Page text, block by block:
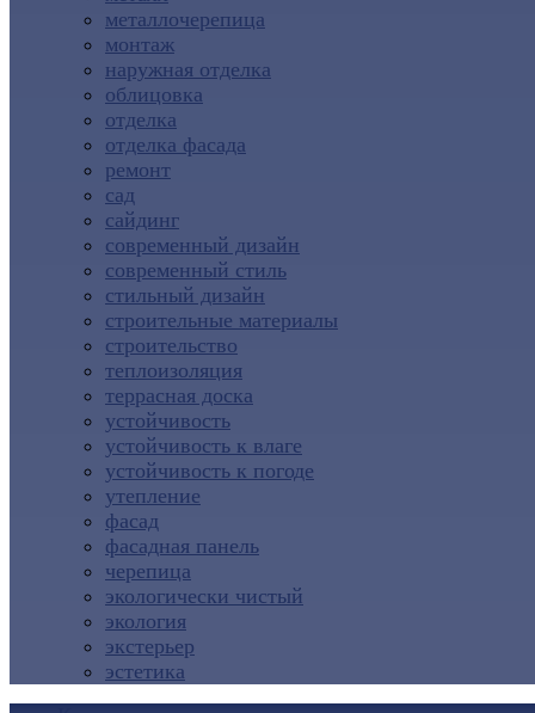
металлочерепица
монтаж
наружная отделка
облицовка
отделка
отделка фасада
ремонт
сад
сайдинг
современный дизайн
современный стиль
стильный дизайн
строительные материалы
строительство
теплоизоляция
террасная доска
устойчивость
устойчивость к влаге
устойчивость к погоде
утепление
фасад
фасадная панель
черепица
экологически чистый
экология
экстерьер
эстетика